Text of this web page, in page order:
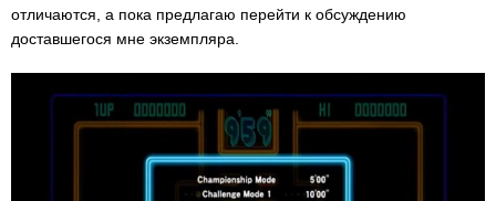
отличаются, а пока предлагаю перейти к обсуждению
доставшегося мне экземпляра.